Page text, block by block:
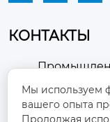
КОНТАКТЫ

район
Шаньдун
Мы используем
вашего опыта
Продолжая